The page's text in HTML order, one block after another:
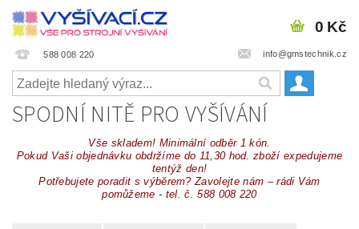
588 008 220 info@gmstechnik.cz
0 Kč
SPODNÍ NITĚ PRO VYŠÍVÁNÍ
Vše skladem! Minimální odběr 1 kón.
Pokud Vaši objednávku obdržíme do 11,30 hod. zboží expedujeme
tentýž den!
Potřebujete poradit s výběrem? Zavolejte nám – rádi Vám
pomůžeme - tel. č. 588 008 220